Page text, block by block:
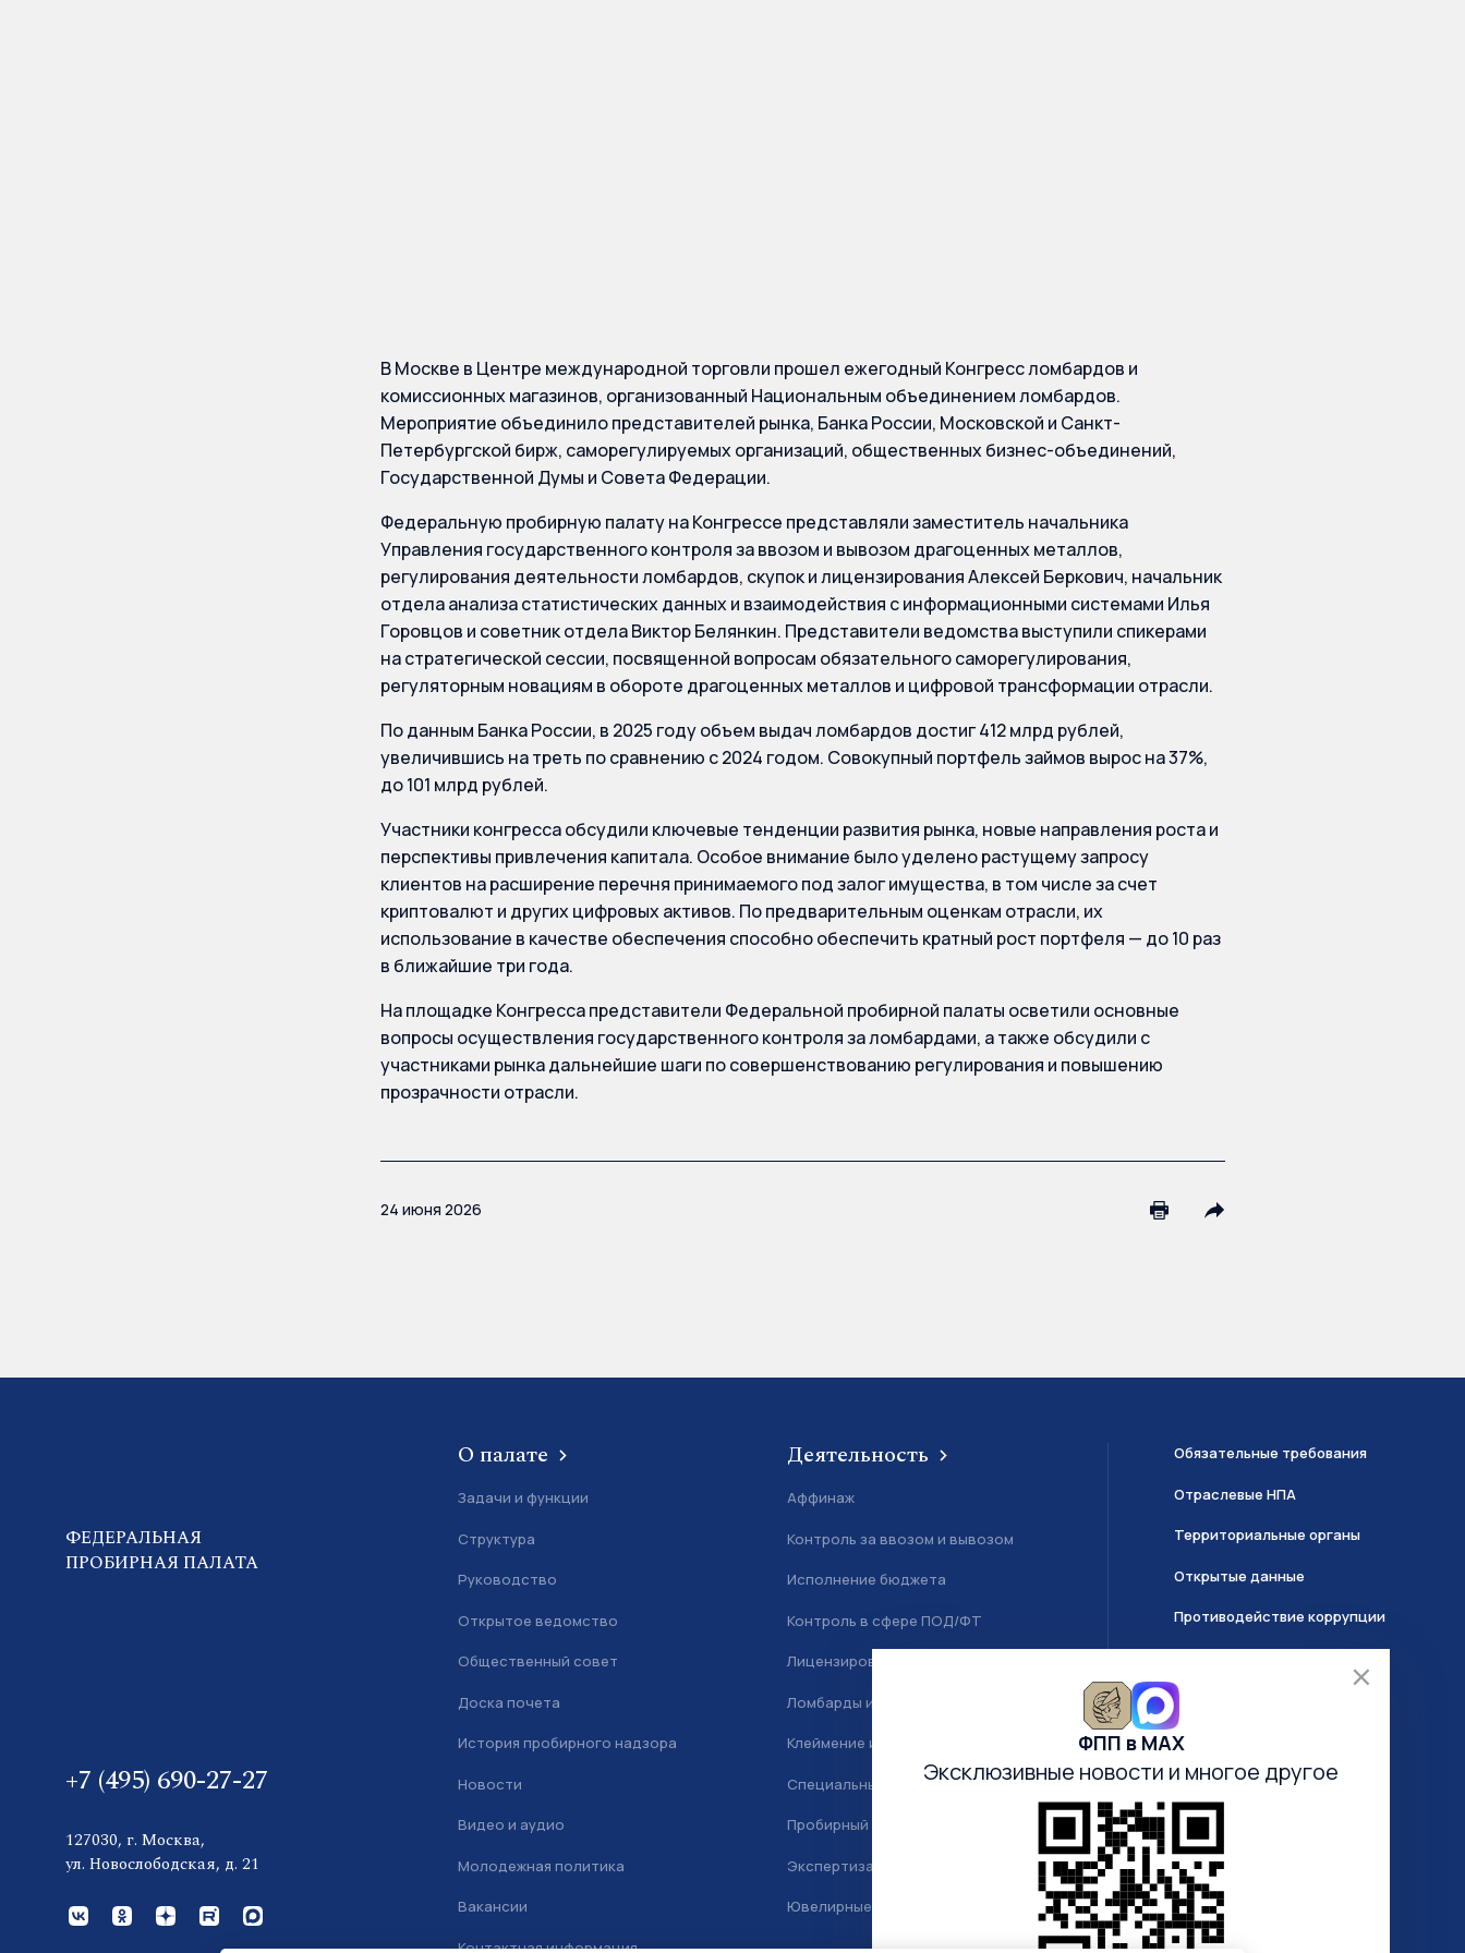
В Москве в Центре международной торговли прошел ежегодный Конгресс ломбардов и
комиссионных магазинов, организованный Национальным объединением ломбардов.
Мероприятие объединило представителей рынка, Банка России, Московской и Санкт-
Петербургской бирж, саморегулируемых организаций, общественных бизнес-объединений,
Государственной Думы и Совета Федерации.
Федеральную пробирную палату на Конгрессе представляли заместитель начальника
Управления государственного контроля за ввозом и вывозом драгоценных металлов,
регулирования деятельности ломбардов, скупок и лицензирования Алексей Беркович, начальник
отдела анализа статистических данных и взаимодействия с информационными системами Илья
Горовцов и советник отдела Виктор Белянкин. Представители ведомства выступили спикерами
на стратегической сессии, посвященной вопросам обязательного саморегулирования,
регуляторным новациям в обороте драгоценных металлов и цифровой трансформации отрасли.
По данным Банка России, в 2025 году объем выдач ломбардов достиг 412 млрд рублей,
увеличившись на треть по сравнению с 2024 годом. Совокупный портфель займов вырос на 37%,
до 101 млрд рублей.
Участники конгресса обсудили ключевые тенденции развития рынка, новые направления роста и
перспективы привлечения капитала. Особое внимание было уделено растущему запросу
клиентов на расширение перечня принимаемого под залог имущества, в том числе за счет
криптовалют и других цифровых активов. По предварительным оценкам отрасли, их
использование в качестве обеспечения способно обеспечить кратный рост портфеля — до 10 раз
в ближайшие три года.
На площадке Конгресса представители Федеральной пробирной палаты осветили основные
вопросы осуществления государственного контроля за ломбардами, а также обсудили с
участниками рынка дальнейшие шаги по совершенствованию регулирования и повышению
прозрачности отрасли.
24 июня 2026
ФЕДЕРАЛЬНАЯ
ПРОБИРНАЯ ПАЛАТА
+7 (495) 690-27-27
127030, г. Москва,
ул. Новослободская, д. 21
О палате
Задачи и функции
Структура
Руководство
Открытое ведомство
Общественный совет
Доска почета
История пробирного надзора
Новости
Видео и аудио
Молодежная политика
Вакансии
Контактная информация
Деятельность
Аффинаж
Контроль за ввозом и вывозом
Исполнение бюджета
Контроль в сфере ПОД/ФТ
Лицензирование
Ломбарды и скупка
Клеймение и маркировка
Специальный учет
Пробирный надзор
Экспертиза
Ювелирные камни
Обязательные требования
Отраслевые НПА
Территориальные органы
Открытые данные
Противодействие коррупции
О системе ГИИС ДМДК
Часто задаваемые вопросы
Анкетирование
Электронная очередь
ФПП в МАХ
Эксклюзивные новости и многое другое